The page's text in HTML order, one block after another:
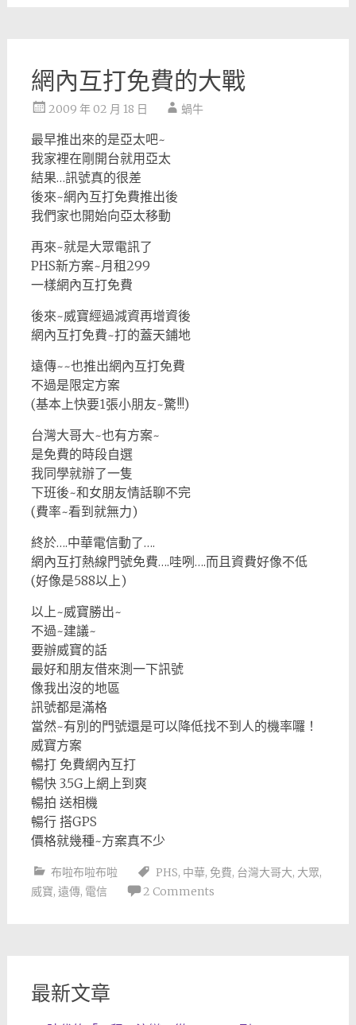
網內互打免費的大戰
2009 年 02 月 18 日 蝸牛
最早推出來的是亞太吧~
我家裡在剛開台就用亞太
結果…訊號真的很差
後來~網內互打免費推出後
我們家也開始向亞太移動
再來~就是大眾電訊了
PHS新方案~月租299
一樣網內互打免費
後來~威寶經過減資再增資後
網內互打免費~打的蓋天鋪地
遠傳~~也推出網內互打免費
不過是限定方案
(基本上快要1張小朋友~驚!!!)
台灣大哥大~也有方案~
是免費的時段自選
我同學就辦了一隻
下班後~和女朋友情話聊不完
(費率~看到就無力)
終於….中華電信動了….
網內互打熱線門號免費….哇咧….而且資費好像不低
(好像是588以上)
以上~威寶勝出~
不過~建議~
要辦威寶的話
最好和朋友借來測一下訊號
像我出沒的地區
訊號都是滿格
當然~有別的門號還是可以降低找不到人的機率囉！
威寶方案
暢打 免費網內互打
暢快 3.5G上網上到爽
暢拍 送相機
暢行 搭GPS
價格就幾種~方案真不少
布啦布啦布啦 PHS, 中華, 免費, 台灣大哥大, 大眾,
威寶, 遠傳, 電信 2 Comments
最新文章